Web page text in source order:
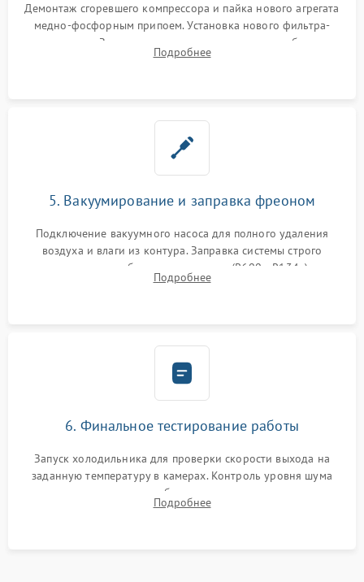
Демонтаж сгоревшего компрессора и пайка нового агрегата
медно-фосфорным припоем. Установка нового фильтра-
осушителя. Замена изношенных вентиляторов обдува,
сломанных заслонок или поврежденных дверных петель.
Подробнее
5. Вакуумирование и заправка фреоном
Подключение вакуумного насоса для полного удаления
воздуха и влаги из контура. Заправка системы строго
дозированным объемом хладагента (R600a, R134a) по
электронным весам. Контроль рабочего давления в системе.
Подробнее
6. Финальное тестирование работы
Запуск холодильника для проверки скорости выхода на
заданную температуру в камерах. Контроль уровня шума
компрессора, отсутствия обмерзания стенок и корректного
срабатывания системы автоматической оттайки.
Подробнее